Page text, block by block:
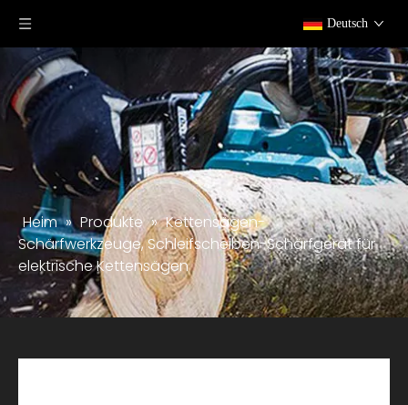
Deutsch
Heim » Produkte » Kettensägen-
Schärfwerkzeuge, Schleifscheiben-Schärfgerät für
elektrische Kettensägen